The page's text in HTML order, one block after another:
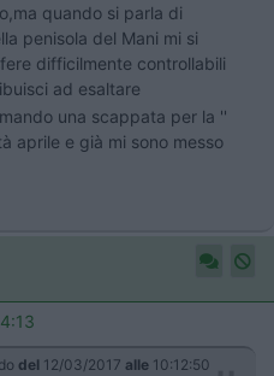
quando si parla di
penisola del Mani mi si
difficilmente controllabili
ad esaltare
una scappata per la ''
aprile e già mi sono messo
del 12/03/2017 alle 10:12:50